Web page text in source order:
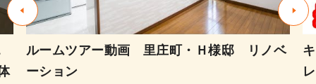
ルームツアー動画 里庄町・Ｈ様邸 リノベ
ーション